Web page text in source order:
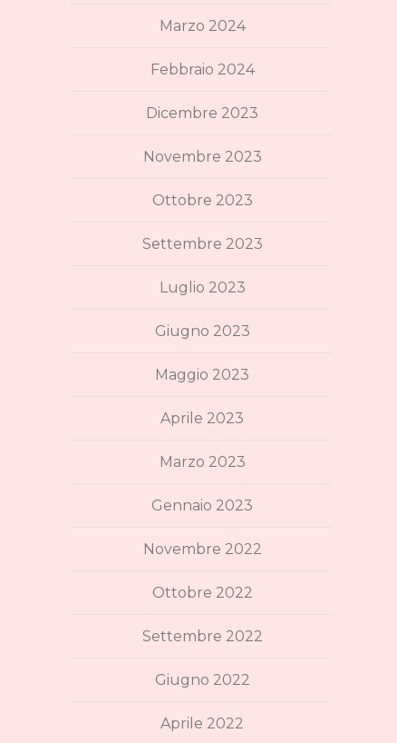
Marzo 2024
Febbraio 2024
Dicembre 2023
Novembre 2023
Ottobre 2023
Settembre 2023
Luglio 2023
Giugno 2023
Maggio 2023
Aprile 2023
Marzo 2023
Gennaio 2023
Novembre 2022
Ottobre 2022
Settembre 2022
Giugno 2022
Aprile 2022